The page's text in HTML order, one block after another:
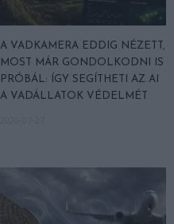
A VADKAMERA EDDIG NÉZETT,
MOST MÁR GONDOLKODNI IS
PRÓBÁL: ÍGY SEGÍTHETI AZ AI
A VADÁLLATOK VÉDELMÉT